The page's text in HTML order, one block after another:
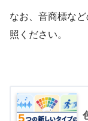
なお、音商標な
照ください。